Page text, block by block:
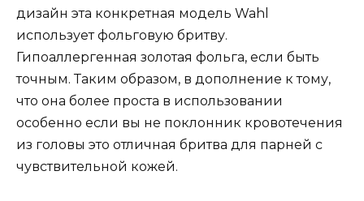
дизайн эта конкретная модель Wahl
использует фольговую бритву.
Гипоаллергенная золотая фольга, если быть
точным. Таким образом, в дополнение к тому,
что она более проста в использовании
особенно если вы не поклонник кровотечения
из головы это отличная бритва для парней с
чувствительной кожей.